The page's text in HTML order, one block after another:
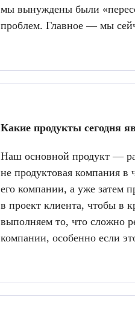
мы вынуждены были
проблем. Главное — мы
Какие продукты сегодня
Наш основной продукт —
не продуктовая компания
его компании, а уже затем
в проект клиента, чтобы в
выполняем то, что сложно
компании, особенно если